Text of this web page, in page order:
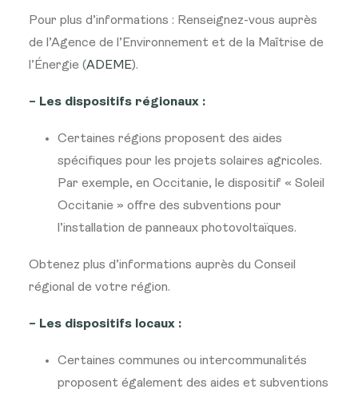
Pour plus d’informations : Renseignez-vous auprès
de l’Agence de l’Environnement et de la Maîtrise de
l’Énergie (ADEME).
– Les dispositifs régionaux :
Certaines régions proposent des aides
spécifiques pour les projets solaires agricoles.
Par exemple, en Occitanie, le dispositif « Soleil
Occitanie » offre des subventions pour
l’installation de panneaux photovoltaïques.
Obtenez plus d’informations auprès du Conseil
régional de votre région.
– Les dispositifs locaux :
Certaines communes ou intercommunalités
proposent également des aides et subventions